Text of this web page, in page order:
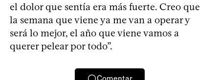
el dolor que sentía era más fuerte. Creo que
la semana que viene ya me van a operar y
será lo mejor, el año que viene vamos a
querer pelear por todo”.